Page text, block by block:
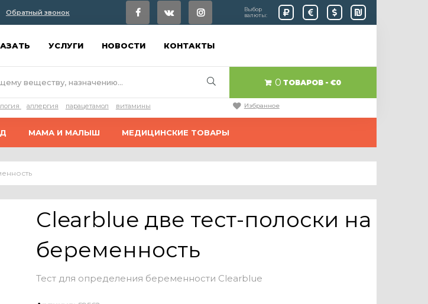
Обратный звонок
Выбор
валюты:
УСЛУГИ НОВОСТИ КОНТАКТЫ
0 ТОВАРОВ €0
аллергия парацетамол витамины Избранное
МАМА И МАЛЫШ МЕДИЦИНСКИЕ ТОВАРЫ
Clearblue две тест-полоски на
беременность
Тест для определения беременности Clearblue